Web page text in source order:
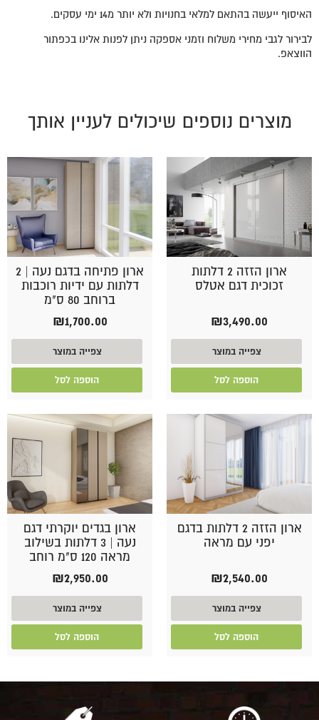
האיסוף ייעשה בהתאם למלאי בחנויות ולא יותר מ14 ימי עסקים.
לבירור לגבי מחירי משלוח וזמני אספקה ניתן לפנות אלינו בכפתור
הווצאפ.
מוצרים נוספים שיכולים לעניין אותך
ארון הזזה 2 דלתות
זכוכית דגם אטלס
₪3,490.00
צפייה במוצר
הוספה לסל
ארון פתיחה בדגם נעה | 2
דלתות עם ידיות רוכבות
ברוחב 80 ס"מ
₪1,700.00
צפייה במוצר
הוספה לסל
ארון הזזה 2 דלתות בדגם
יפני עם מראה
₪2,540.00
צפייה במוצר
הוספה לסל
ארון בגדים יוקרתי דגם
נעה | 3 דלתות בשילוב
מראה 120 ס"מ רוחב
₪2,950.00
צפייה במוצר
הוספה לסל